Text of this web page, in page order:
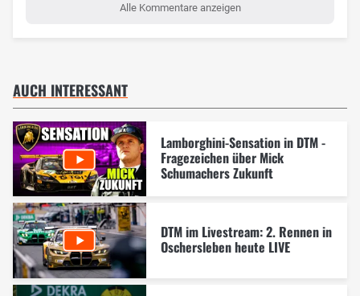
Alle Kommentare anzeigen
AUCH INTERESSANT
Lamborghini-Sensation in DTM -
Fragezeichen über Mick
Schumachers Zukunft
DTM im Livestream: 2. Rennen in
Oschersleben heute LIVE